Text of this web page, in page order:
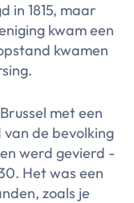
in 1815, maar
kwam een
kwamen
met een
de bevolking
werd gevierd -
Het was een
zoals je